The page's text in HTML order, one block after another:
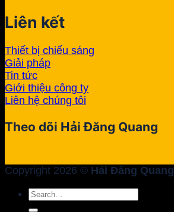
Liên kết
Thiết bị chiếu sáng
Giải pháp
Tin tức
Giới thiệu công ty
Liên hệ chúng tôi
Theo dõi Hải Đăng Quang
Copyright 2026 © Hải Đăng Quang
Search